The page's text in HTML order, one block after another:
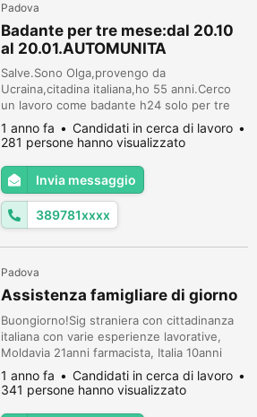
Padova
Badante per tre mese:dal 20.10
al 20.01.AUTOMUNITA
Salve.Sono Olga,provengo da
Ucraina,citadina italiana,ho 55 anni.Cerco
un lavoro come badante h24 solo per tre
mese,disponibele a cominciare dal venti
ottobre e poi tre mese.Sperienza ventitre
anni.Residente a Guizza(Pd).Referenziata.
Automunita. tel.389 781 6156 Olga.
1 anno fa
Candidati in cerca di lavoro
281 persone hanno visualizzato
Invia messaggio
389781xxxx
Padova
Assistenza famigliare di giorno
Buongiorno!Sig straniera con cittadinanza
italiana con varie esperienze lavorative,
Moldavia 21anni farmacista, Italia 10anni
badante, 2anni commessa, 2anni cassiera,
un anno aiuto cuoco, referenziata, ho
patente B macchina, cerco lavoro a Padova
1 anno fa
Candidati in cerca di lavoro
341 persone hanno visualizzato